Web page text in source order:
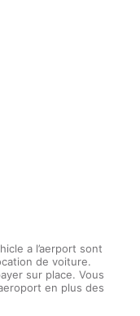
a l’aerport sont
de voiture.
sur place. Vous
en plus des